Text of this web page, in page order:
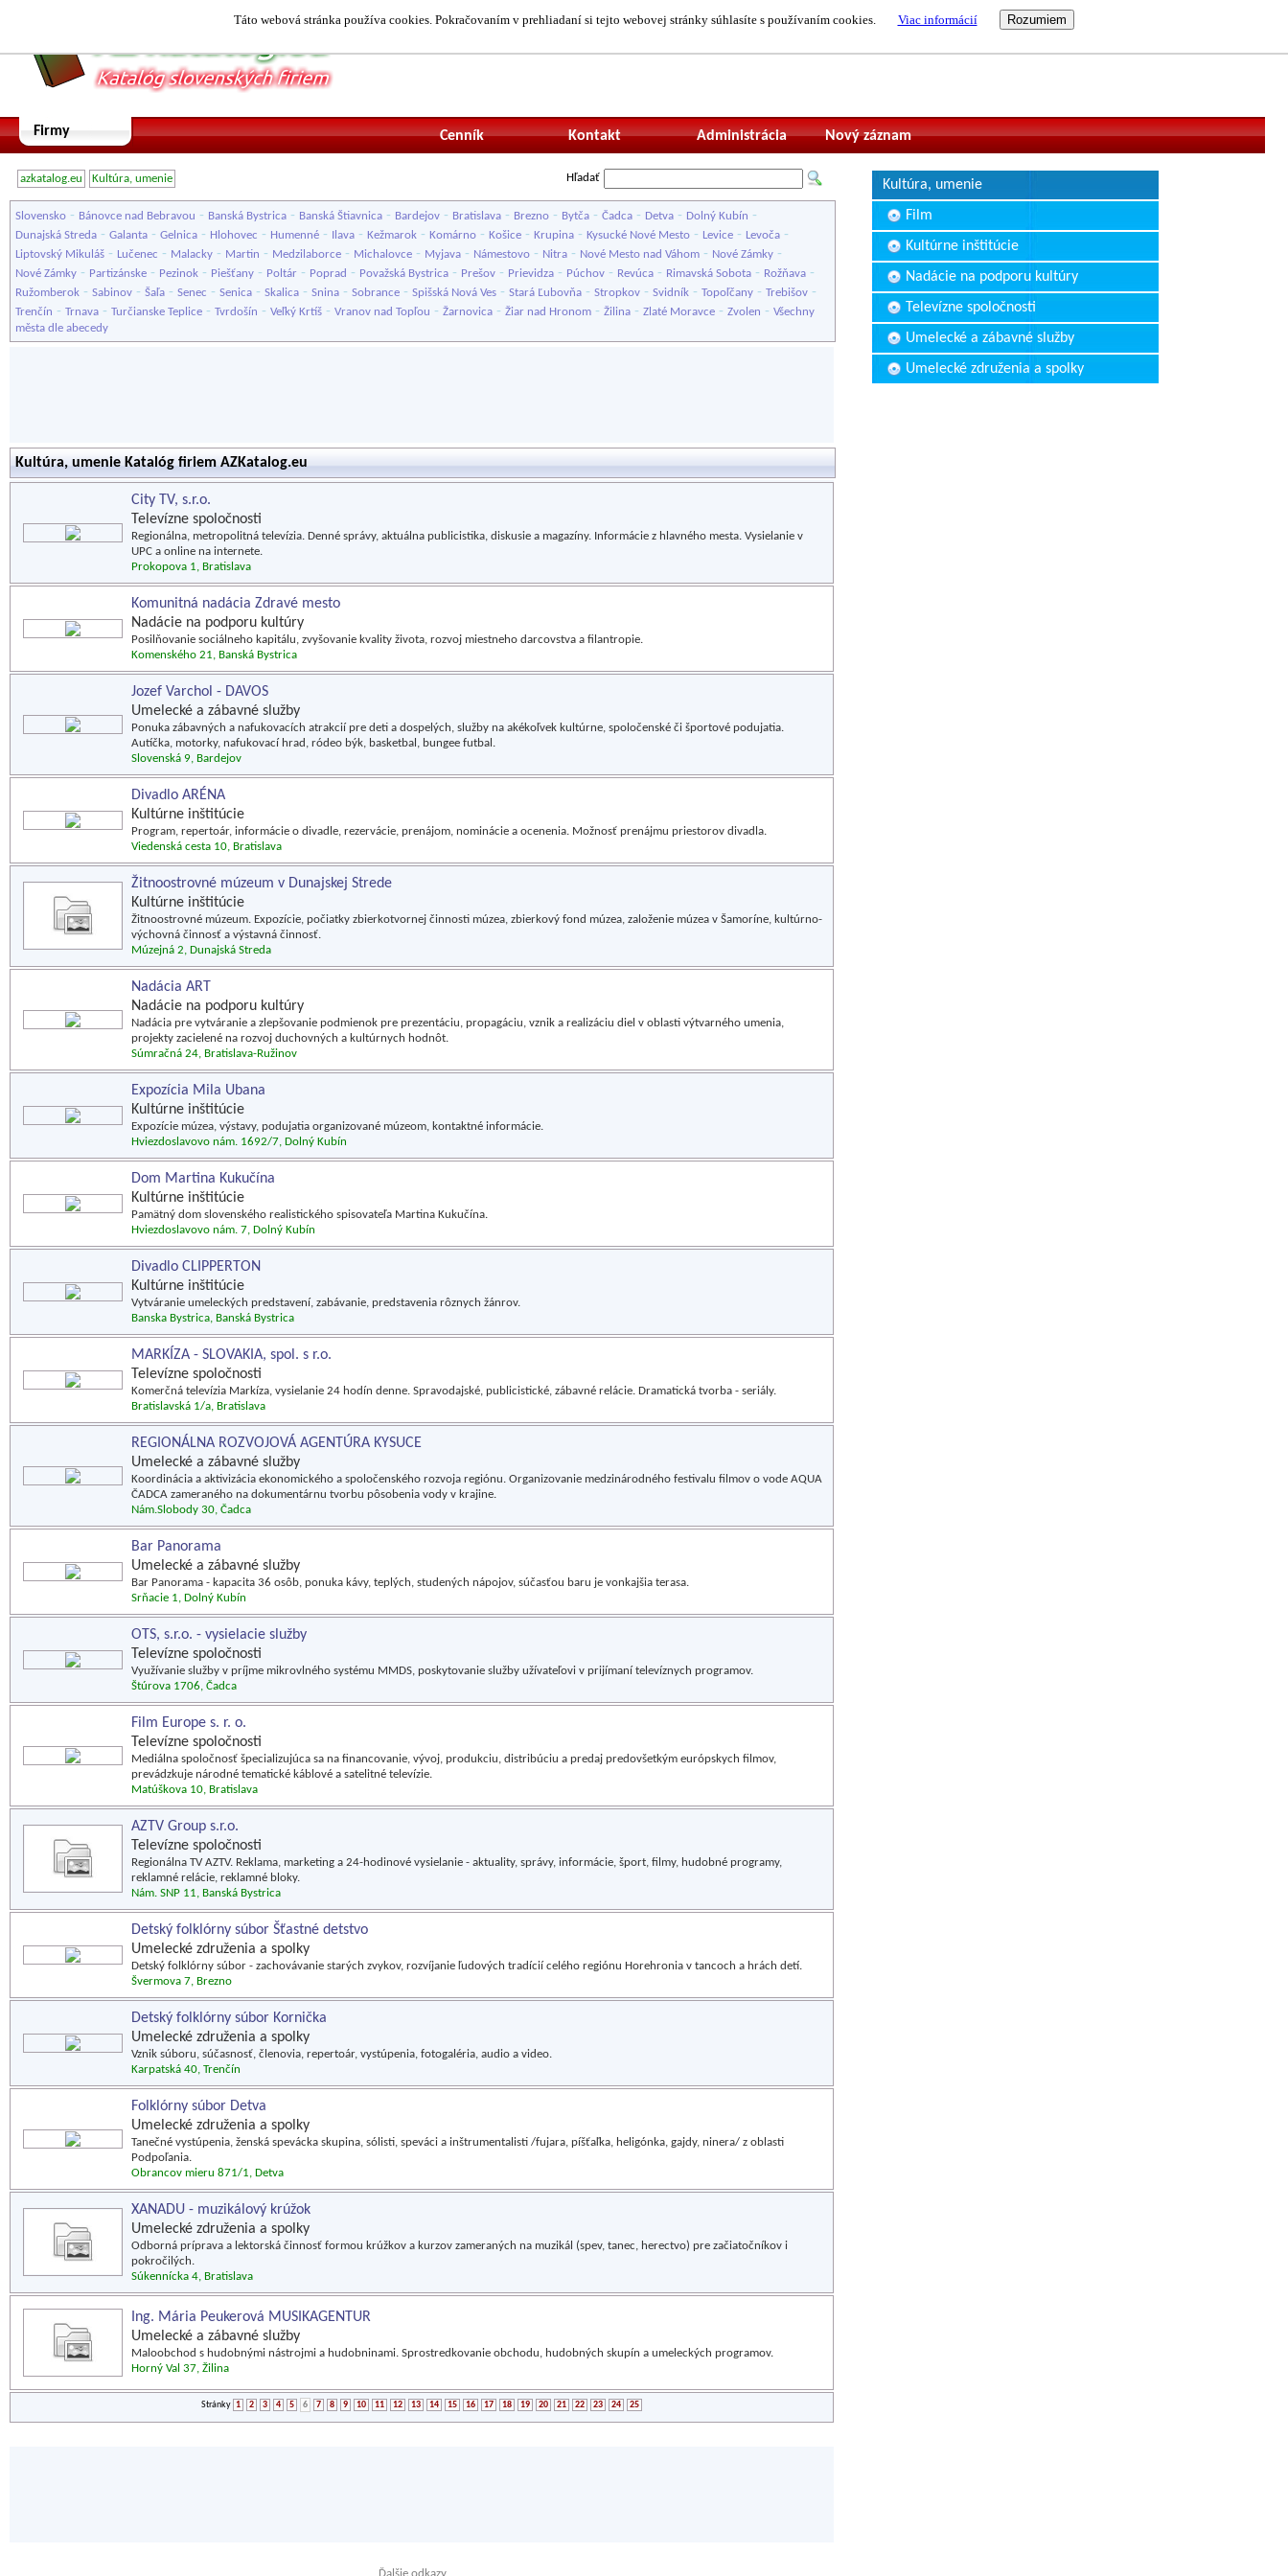
Táto webová stránka používa cookies. Pokračovaním v prehliadaní si tejto webovej stránky súhlasíte s používaním cookies. Viac informácií
Firmy Nový záznam
Administrácia
Kontakt
Cenník
azkatalog.eu Kultúra, umenie Hľadať
Slovensko - Bánovce nad Bebravou - Banská Bystrica - Banská Štiavnica - Bardejov - Bratislava - Brezno - Bytča - Čadca - Detva - Dolný Kubín -
Dunajská Streda - Galanta - Gelnica - Hlohovec - Humenné - Ilava - Kežmarok - Komárno - Košice - Krupina - Kysucké Nové Mesto - Levice - Levoča -
Liptovský Mikuláš - Lučenec - Malacky - Martin - Medzilaborce - Michalovce - Myjava - Námestovo - Nitra - Nové Mesto nad Váhom - Nové Zámky -
Nové Zámky - Partizánske - Pezinok - Piešťany - Poltár - Poprad - Považská Bystrica - Prešov - Prievidza - Púchov - Revúca - Rimavská Sobota - Rožňava -
Ružomberok - Sabinov - Šaľa - Senec - Senica - Skalica - Snina - Sobrance - Spišská Nová Ves - Stará Ľubovňa - Stropkov - Svidník - Topoľčany - Trebišov -
Trenčín - Trnava - Turčianske Teplice - Tvrdošín - Veľký Krtíš - Vranov nad Topľou - Žarnovica - Žiar nad Hronom - Žilina - Zlaté Moravce - Zvolen - Všechny
města dle abecedy
Kultúra, umenie Katalóg firiem AZKatalog.eu
City TV, s.r.o.
Televízne spoločnosti
Regionálna, metropolitná televízia. Denné správy, aktuálna publicistika, diskusie a magazíny. Informácie z hlavného mesta. Vysielanie v
UPC a online na internete.
Prokopova 1, Bratislava
Komunitná nadácia Zdravé mesto
Nadácie na podporu kultúry
Posilňovanie sociálneho kapitálu, zvyšovanie kvality života, rozvoj miestneho darcovstva a filantropie.
Komenského 21, Banská Bystrica
Jozef Varchol - DAVOS
Umelecké a zábavné služby
Ponuka zábavných a nafukovacích atrakcií pre deti a dospelých, služby na akékoľvek kultúrne, spoločenské či športové podujatia.
Autíčka, motorky, nafukovací hrad, ródeo býk, basketbal, bungee futbal.
Slovenská 9, Bardejov
Divadlo ARÉNA
Kultúrne inštitúcie
Program, repertoár, informácie o divadle, rezervácie, prenájom, nominácie a ocenenia. Možnosť prenájmu priestorov divadla.
Viedenská cesta 10, Bratislava
Žitnoostrovné múzeum v Dunajskej Strede
Kultúrne inštitúcie
Žitnoostrovné múzeum. Expozície, počiatky zbierkotvornej činnosti múzea, zbierkový fond múzea, založenie múzea v Šamoríne, kultúrno-
výchovná činnosť a výstavná činnosť.
Múzejná 2, Dunajská Streda
Nadácia ART
Nadácie na podporu kultúry
Nadácia pre vytváranie a zlepšovanie podmienok pre prezentáciu, propagáciu, vznik a realizáciu diel v oblasti výtvarného umenia,
projekty zacielené na rozvoj duchovných a kultúrnych hodnôt.
Súmračná 24, Bratislava-Ružinov
Expozícia Mila Ubana
Kultúrne inštitúcie
Expozície múzea, výstavy, podujatia organizované múzeom, kontaktné informácie.
Hviezdoslavovo nám. 1692/7, Dolný Kubín
Dom Martina Kukučína
Kultúrne inštitúcie
Pamätný dom slovenského realistického spisovateľa Martina Kukučína.
Hviezdoslavovo nám. 7, Dolný Kubín
Divadlo CLIPPERTON
Kultúrne inštitúcie
Vytváranie umeleckých predstavení, zabávanie, predstavenia rôznych žánrov.
Banska Bystrica, Banská Bystrica
MARKÍZA - SLOVAKIA, spol. s r.o.
Televízne spoločnosti
Komerčná televízia Markíza, vysielanie 24 hodín denne. Spravodajské, publicistické, zábavné relácie. Dramatická tvorba - seriály.
Bratislavská 1/a, Bratislava
REGIONÁLNA ROZVOJOVÁ AGENTÚRA KYSUCE
Umelecké a zábavné služby
Koordinácia a aktivizácia ekonomického a spoločenského rozvoja regiónu. Organizovanie medzinárodného festivalu filmov o vode AQUA
ČADCA zameraného na dokumentárnu tvorbu pôsobenia vody v krajine.
Nám.Slobody 30, Čadca
Bar Panorama
Umelecké a zábavné služby
Bar Panorama - kapacita 36 osôb, ponuka kávy, teplých, studených nápojov, súčasťou baru je vonkajšia terasa.
Srňacie 1, Dolný Kubín
OTS, s.r.o. - vysielacie služby
Televízne spoločnosti
Využívanie služby v príjme mikrovlného systému MMDS, poskytovanie služby užívateľovi v prijímaní televíznych programov.
Štúrova 1706, Čadca
Film Europe s. r. o.
Televízne spoločnosti
Mediálna spoločnosť špecializujúca sa na financovanie, vývoj, produkciu, distribúciu a predaj predovšetkým európskych filmov,
prevádzkuje národné tematické káblové a satelitné televízie.
Matúškova 10, Bratislava
AZTV Group s.r.o.
Televízne spoločnosti
Regionálna TV AZTV. Reklama, marketing a 24-hodinové vysielanie - aktuality, správy, informácie, šport, filmy, hudobné programy,
reklamné relácie, reklamné bloky.
Nám. SNP 11, Banská Bystrica
Detský folklórny súbor Šťastné detstvo
Umelecké združenia a spolky
Detský folklórny súbor - zachovávanie starých zvykov, rozvíjanie ľudových tradícií celého regiónu Horehronia v tancoch a hrách detí.
Švermova 7, Brezno
Detský folklórny súbor Kornička
Umelecké združenia a spolky
Vznik súboru, súčasnosť, členovia, repertoár, vystúpenia, fotogaléria, audio a video.
Karpatská 40, Trenčín
Folklórny súbor Detva
Umelecké združenia a spolky
Tanečné vystúpenia, ženská spevácka skupina, sólisti, speváci a inštrumentalisti /fujara, píšťaľka, heligónka, gajdy, ninera/ z oblasti
Podpoľania.
Obrancov mieru 871/1, Detva
XANADU - muzikálový krúžok
Umelecké združenia a spolky
Odborná príprava a lektorská činnosť formou krúžkov a kurzov zameraných na muzikál (spev, tanec, herectvo) pre začiatočníkov i
pokročilých.
Súkennícka 4, Bratislava
Ing. Mária Peukerová MUSIKAGENTUR
Umelecké a zábavné služby
Maloobchod s hudobnými nástrojmi a hudobninami. Sprostredkovanie obchodu, hudobných skupín a umeleckých programov.
Horný Val 37, Žilina
Stránky 1 2 3 4 5 6 7 8 9 10 11 12 13 14 15 16 17 18 19 20 21 22 23 24 25
Kultúra, umenie
Film
Kultúrne inštitúcie
Nadácie na podporu kultúry
Televízne spoločnosti
Umelecké a zábavné služby
Umelecké združenia a spolky